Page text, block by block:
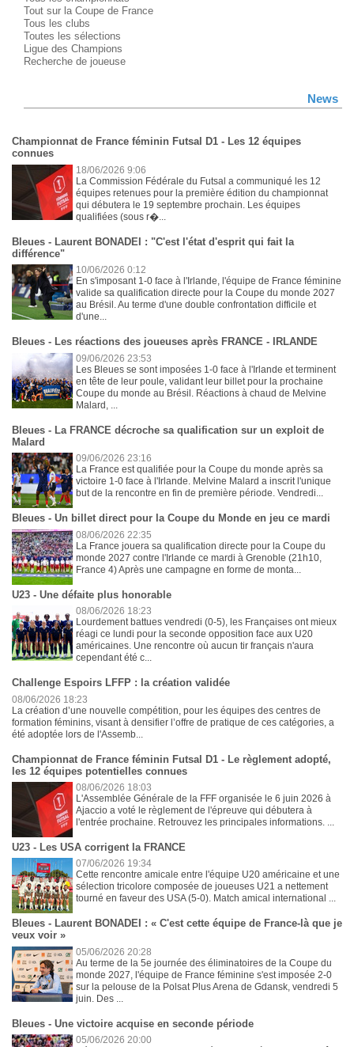
Tout sur la Coupe de France
Tous les clubs
Toutes les sélections
Ligue des Champions
Recherche de joueuse
News
Championnat de France féminin Futsal D1 - Les 12 équipes
connues
18/06/2026 9:06
La Commission Fédérale du Futsal a communiqué les 12
équipes retenues pour la première édition du championnat
qui débutera le 19 septembre prochain. Les équipes
qualifiées (sous r�...
Bleues - Laurent BONADEI : "C'est l'état d'esprit qui fait la
différence"
10/06/2026 0:12
En s'imposant 1-0 face à l'Irlande, l'équipe de France féminine
valide sa qualification directe pour la Coupe du monde 2027
au Brésil. Au terme d'une double confrontation difficile et
d'une...
Bleues - Les réactions des joueuses après FRANCE - IRLANDE
09/06/2026 23:53
Les Bleues se sont imposées 1-0 face à l'Irlande et terminent
en tête de leur poule, validant leur billet pour la prochaine
Coupe du monde au Brésil. Réactions à chaud de Melvine
Malard, ...
Bleues - La FRANCE décroche sa qualification sur un exploit de
Malard
09/06/2026 23:16
La France est qualifiée pour la Coupe du monde après sa
victoire 1-0 face à l'Irlande. Melvine Malard a inscrit l'unique
but de la rencontre en fin de première période. Vendredi...
Bleues - Un billet direct pour la Coupe du Monde en jeu ce mardi
08/06/2026 22:35
La France jouera sa qualification directe pour la Coupe du
monde 2027 contre l'Irlande ce mardi à Grenoble (21h10,
France 4) Après une campagne en forme de monta...
U23 - Une défaite plus honorable
08/06/2026 18:23
Lourdement battues vendredi (0-5), les Françaises ont mieux
réagi ce lundi pour la seconde opposition face aux U20
américaines. Une rencontre où aucun tir français n'aura
cependant été c...
Challenge Espoirs LFFP : la création validée
08/06/2026 18:23
La création d’une nouvelle compétition, pour les équipes des centres de
formation féminins, visant à densifier l’offre de pratique de ces catégories, a
été adoptée lors de l'Assemb...
Championnat de France féminin Futsal D1 - Le règlement adopté,
les 12 équipes potentielles connues
08/06/2026 18:03
L'Assemblée Générale de la FFF organisée le 6 juin 2026 à
Ajaccio a voté le règlement de l'épreuve qui débutera à
l'entrée prochaine. Retrouvez les principales informations. ...
U23 - Les USA corrigent la FRANCE
07/06/2026 19:34
Cette rencontre amicale entre l'équipe U20 américaine et une
sélection tricolore composée de joueuses U21 a nettement
tourné en faveur des USA (5-0). Match amical international ...
Bleues - Laurent BONADEI : « C'est cette équipe de France-là que je
veux voir »
05/06/2026 20:28
Au terme de la 5e journée des éliminatoires de la Coupe du
monde 2027, l'équipe de France féminine s'est imposée 2-0
sur la pelouse de la Polsat Plus Arena de Gdansk, vendredi 5
juin. Des ...
Bleues - Une victoire acquise en seconde période
05/06/2026 20:00